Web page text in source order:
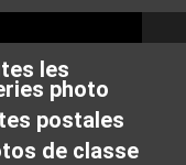
les
photo
postales
de classe